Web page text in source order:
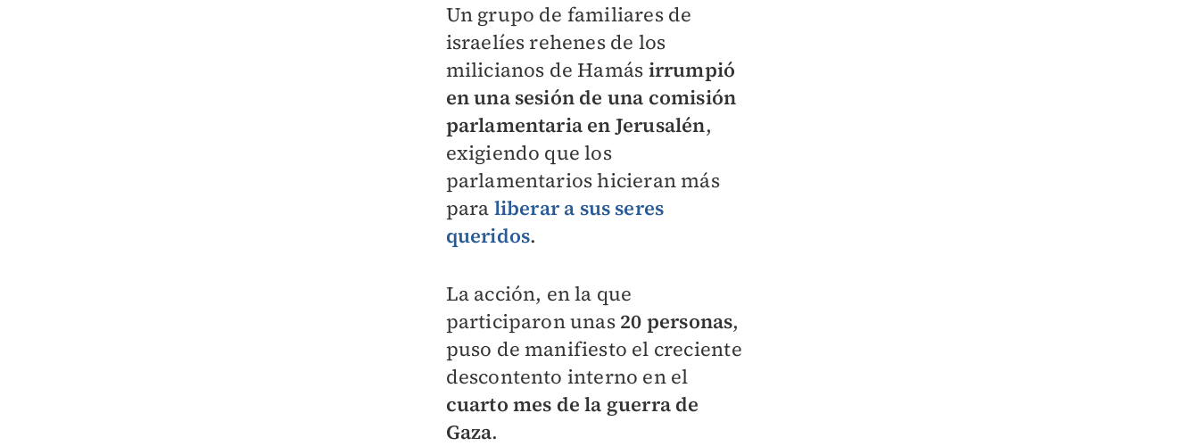
Un grupo de familiares de
israelíes rehenes de los
milicianos de Hamás irrumpió
en una sesión de una comisión
parlamentaria en Jerusalén,
exigiendo que los
parlamentarios hicieran más
para liberar a sus seres
queridos.
La acción, en la que
participaron unas 20 personas,
puso de manifiesto el creciente
descontento interno en el
cuarto mes de la guerra de
Gaza.